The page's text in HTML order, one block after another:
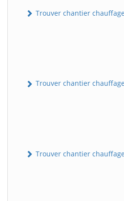
Trouver chantier
Trouver chantier
Trouver chantier